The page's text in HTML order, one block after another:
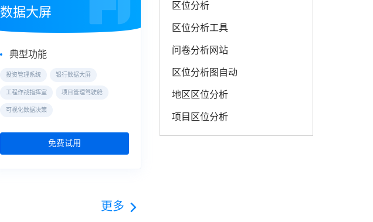
数据大屏
典型功能
投资管理系统 银行数据大屏
工程作战指挥室 项目管理驾驶舱
可视化数据决策
免费试用
更多
区位分析
区位分析工具
问卷分析网站
区位分析图自动
地区区位分析
项目区位分析